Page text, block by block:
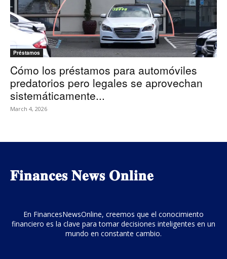
Préstamos
Cómo los préstamos para automóviles
predatorios pero legales se aprovechan
sistemáticamente...
March 4, 2026
𝐅𝐢𝐧𝐚𝐧𝐜𝐞𝐬 𝐍𝐞𝐰𝐬 𝐎𝐧𝐥𝐢𝐧𝐞
En FinancesNewsOnline, creemos que el conocimiento
financiero es la clave para tomar decisiones inteligentes en un
mundo en constante cambio.